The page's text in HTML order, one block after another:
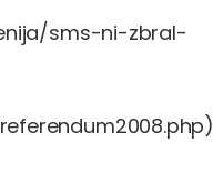
sms-ni-zbral-